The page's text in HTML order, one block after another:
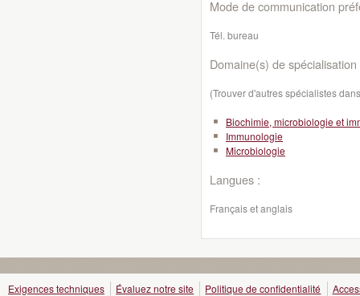
Mode de communication
Tél. bureau
Domaine(s) de spécialisation
(Trouver d'autres spécialistes
Biochimie, microbiologie et
Immunologie
Microbiologie
Langues :
Français et anglais
Exigences techniques Évaluez notre site Politique de confidentialité